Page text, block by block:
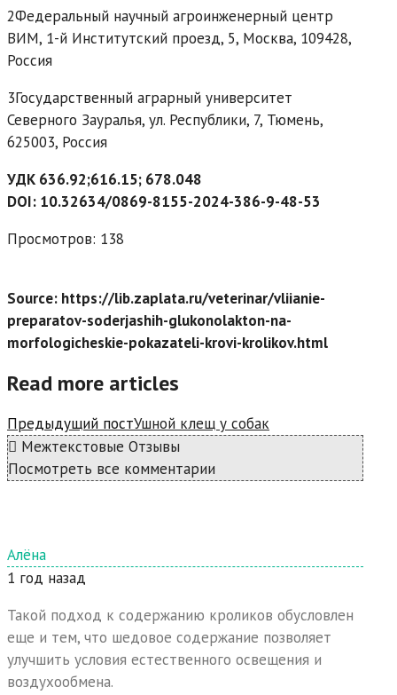
2Федеральный научный агроинженерный центр
ВИМ, 1-й Институтский проезд, 5, Москва, 109428,
Россия
3Государственный аграрный университет
Северного Зауралья, ул. Республики, 7, Тюмень,
625003, Россия
УДК 636.92;616.15; 678.048
DOI: 10.32634/0869-8155-2024-386-9-48-53
Просмотров: 138
Source: https://lib.zaplata.ru/veterinar/vliianie-
preparatov-soderjashih-glukonolakton-na-
morfologicheskie-pokazateli-krovi-krolikov.html
Read more articles
Предыдущий постУшной клещ у собак
Межтекстовые Отзывы
Посмотреть все комментарии
Алёна
1 год назад
Такой подход к содержанию кроликов обусловлен
еще и тем, что шедовое содержание позволяет
улучшить условия естественного освещения и
воздухообмена.